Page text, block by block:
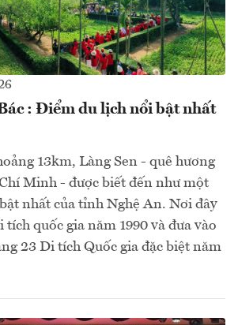
: Điểm du lịch nổi bật nhất
13km, Làng Sen - quê hương
Minh - được biết đến như một
nhất của tỉnh Nghệ An. Nơi đây
tích quốc gia năm 1990 và đưa vào
23 Di tích Quốc gia đặc biệt năm